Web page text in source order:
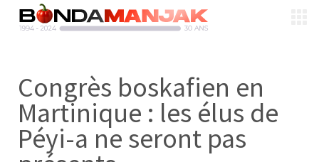
Congrès boskafien en
Martinique : les élus de
Péyi-a ne seront pas